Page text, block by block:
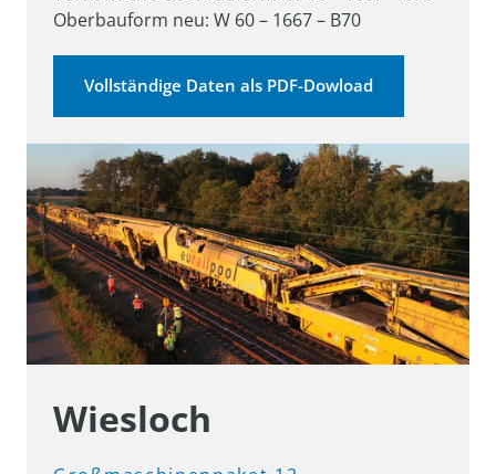
Oberbauform neu: W 60 – 1667 – B70
Vollständige Daten als PDF-Dowload
Wiesloch